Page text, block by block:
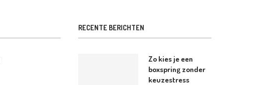
RECENTE BERICHTEN
Zo kies je een
boxspring zonder
keuzestress